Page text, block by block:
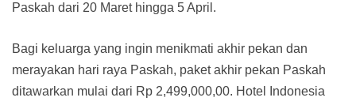
Paskah dari 20 Maret hingga 5 April.
Bagi keluarga yang ingin menikmati akhir pekan dan
merayakan hari raya Paskah, paket akhir pekan Paskah
ditawarkan mulai dari Rp 2,499,000,00. Hotel Indonesia